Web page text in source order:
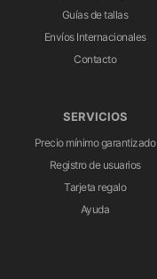
Guías de tallas
Envíos Internacionales
Contacto
SERVICIOS
Precio mínimo garantizado
Registro de usuarios
Tarjeta regalo
Ayuda